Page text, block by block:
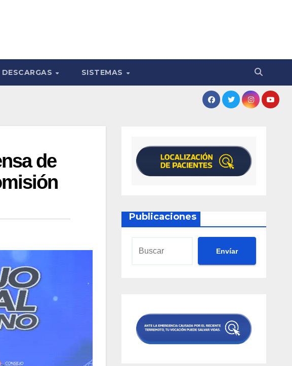
DESCARGAS SISTEMAS
de
Publicaciones
Envíar